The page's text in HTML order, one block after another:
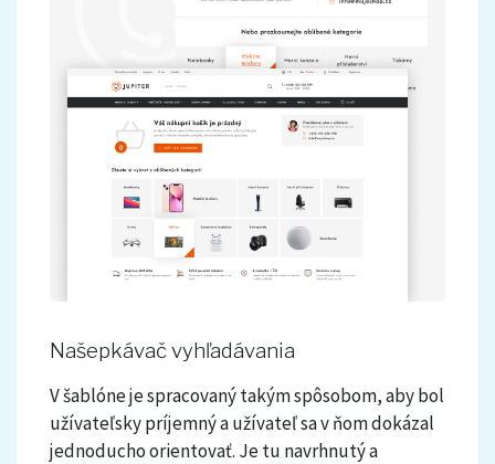
Našepkávač vyhľadávania
V šablóne je spracovaný takým spôsobom, aby bol
užívateľsky príjemný a užívateľ sa v ňom dokázal
jednoducho orientovať. Je tu navrhnutý a